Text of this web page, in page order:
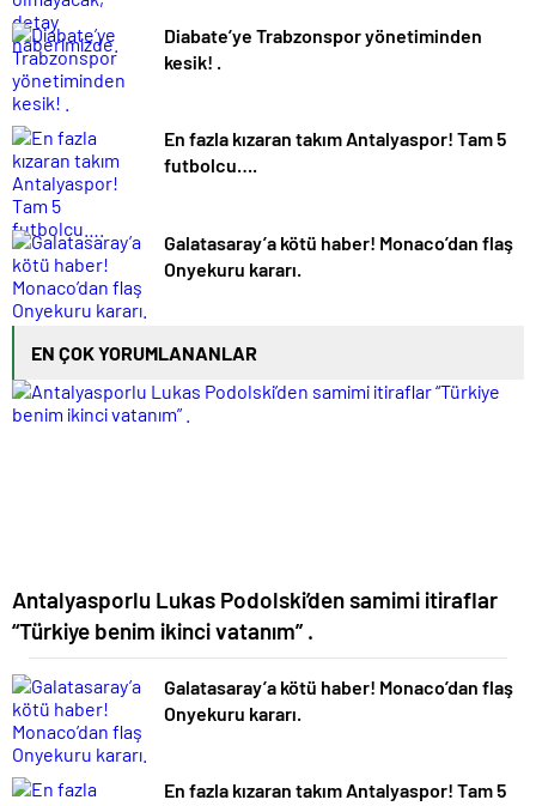
Diabate’ye Trabzonspor yönetiminden
kesik! .
En fazla kızaran takım Antalyaspor! Tam 5
futbolcu….
Galatasaray’a kötü haber! Monaco’dan flaş
Onyekuru kararı.
EN ÇOK YORUMLANANLAR
Antalyasporlu Lukas Podolski’den samimi itiraflar
“Türkiye benim ikinci vatanım” .
Galatasaray’a kötü haber! Monaco’dan flaş
Onyekuru kararı.
En fazla kızaran takım Antalyaspor! Tam 5